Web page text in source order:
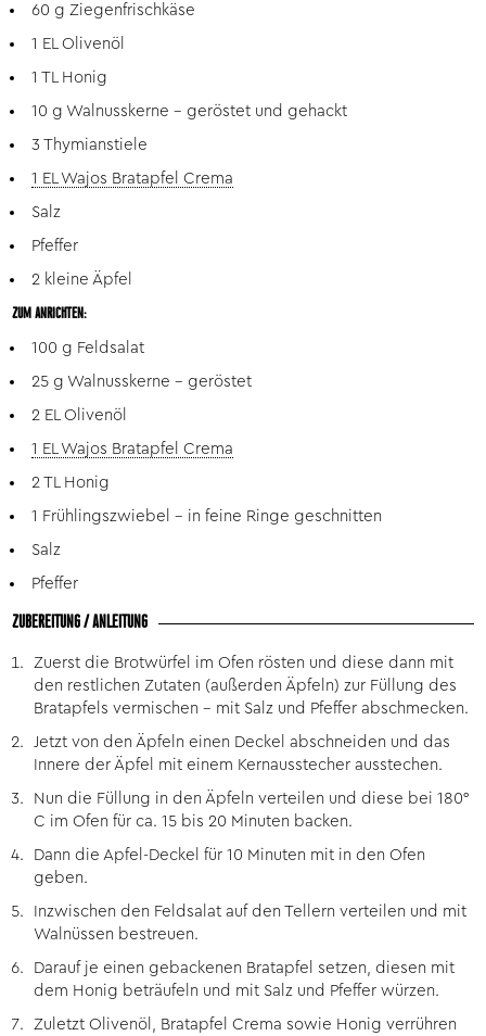
60 g Ziegenfrischkäse
1 EL Olivenöl
1 TL Honig
10 g Walnusskerne - geröstet und gehackt
3 Thymianstiele
1 EL Wajos Bratapfel Crema
Salz
Pfeffer
2 kleine Äpfel
ZUM ANRICHTEN:
100 g Feldsalat
25 g Walnusskerne - geröstet
2 EL Olivenöl
1 EL Wajos Bratapfel Crema
2 TL Honig
1 Frühlingszwiebel - in feine Ringe geschnitten
Salz
Pfeffer
ZUBEREITUNG / ANLEITUNG
Zuerst die Brotwürfel im Ofen rösten und diese dann mit
den restlichen Zutaten (außerden Äpfeln) zur Füllung des
Bratapfels vermischen – mit Salz und Pfeffer abschmecken.
Jetzt von den Äpfeln einen Deckel abschneiden und das
Innere der Äpfel mit einem Kernausstecher ausstechen.
Nun die Füllung in den Äpfeln verteilen und diese bei 180°
C im Ofen für ca. 15 bis 20 Minuten backen.
Dann die Apfel-Deckel für 10 Minuten mit in den Ofen
geben.
Inzwischen den Feldsalat auf den Tellern verteilen und mit
Walnüssen bestreuen.
Darauf je einen gebackenen Bratapfel setzen, diesen mit
dem Honig beträufeln und mit Salz und Pfeffer würzen.
Zuletzt Olivenöl, Bratapfel Crema sowie Honig verrühren